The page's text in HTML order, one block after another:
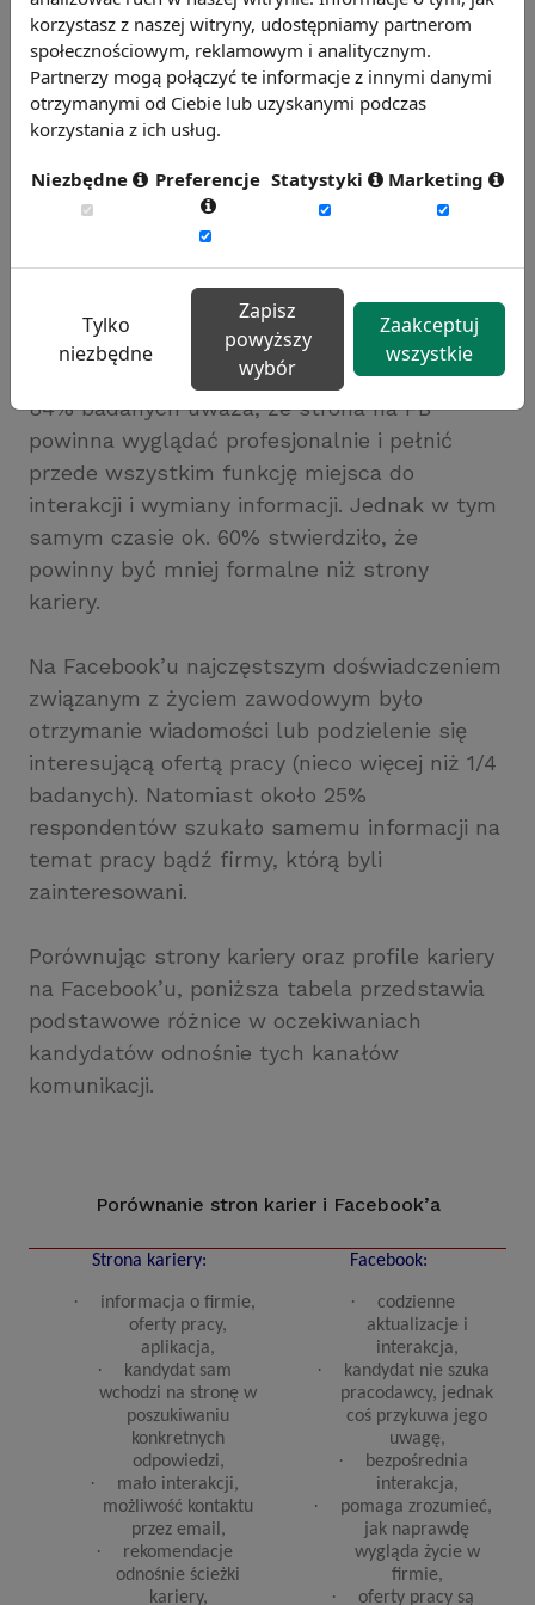
granicach 1/4, w Niemczech natomiast poniżej
20%.
Jako ciekawostkę można zaznaczyć, że ponad
40% ankietowanych chce spotykać
(w tym na Facebook) oraz wchodzić z
pracodawcami w interakcje. To więcej niż w
badaniach europejskich, gdzie taką chęć
Analizując dane dotyczące zapytania polskich
respondentów o profile firm na Facebooku,
84% badanych uważa, że strona na FB
powinna wyglądać profesjonalnie i pełnić
przede wszystkim funkcję miejsca do
interakcji i wymiany informacji. Jednak w tym
samym czasie ok. 60% stwierdziło, że
powinny być mniej formalne niż strony
kariery.
Na Facebook’u najczęstszym doświadczeniem
związanym z życiem zawodowym było
otrzymanie wiadomości lub podzielenie się
interesującą ofertą pracy (nieco więcej niż 1/4
badanych). Natomiast około 25%
respondentów szukało samemu informacji na
temat pracy bądź firmy, którą byli
zainteresowani.
Porównując strony kariery oraz profile kariery
na Facebook’u, poniższa tabela przedstawia
podstawowe różnice w oczekiwaniach
kandydatów odnośnie tych kanałów
komunikacji.
Porównanie stron karier i Facebook’a
Strona kariery:
·
informacja o firmie,
oferty pracy,
aplikacja,
·
kandydat sam
wchodzi na stronę w
poszukiwaniu
konkretnych
odpowiedzi,
·
mało interakcji,
możliwość kontaktu
przez email,
·
rekomendacje
odnośnie ścieżki
kariery,
Facebook:
·
codzienne
aktualizacje i
interakcja,
·
kandydat nie szuka
pracodawcy, jednak
coś przykuwa jego
uwagę,
·
bezpośrednia
interakcja,
·
pomaga zrozumieć,
jak naprawdę
wygląda życie w
firmie,
· oferty pracy są
korzystasz z naszej witryny, udostępniamy partnerom
społecznościowym, reklamowym i analitycznym.
Partnerzy mogą połączyć te informacje z innymi danymi
otrzymanymi od Ciebie lub uzyskanymi podczas
korzystania z ich usług.
Niezbędne Preferencje Statystyki Marketing
Tylko
niezbędne
Zapisz
powyższy
wybór
Zaakceptuj
wszystkie